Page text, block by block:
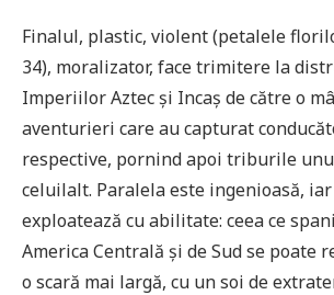
Finalul, plastic, violent (petalele
34), moralizator, face trimitere la
Imperiilor Aztec și Incaș de către o
aventurieri care au capturat
respective, pornind apoi triburile
celuilalt. Paralela este ingenioasă,
exploatează cu abilitate: ceea ce
America Centrală și de Sud se poate
o scară mai largă, cu un soi de